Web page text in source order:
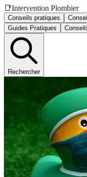
📑Intervention Plombier
Conseils pratiques
Guides Pratiques
Rechercher